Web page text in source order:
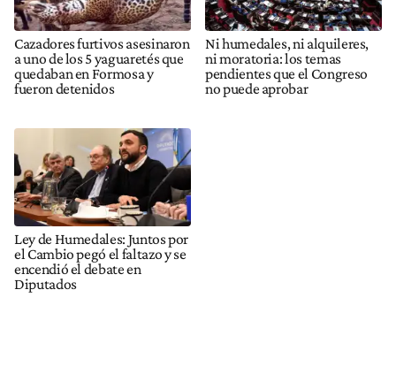
Cazadores furtivos asesinaron
a uno de los 5 yaguaretés que
quedaban en Formosa y
fueron detenidos
Ni humedales, ni alquileres,
ni moratoria: los temas
pendientes que el Congreso
no puede aprobar
Ley de Humedales: Juntos por
el Cambio pegó el faltazo y se
encendió el debate en
Diputados